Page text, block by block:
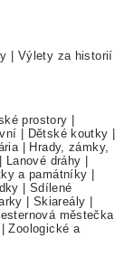
Výlety za historií
prostory
Dětské koutky
|
Hrady, zámky,
Lanové dráhy
a památníky
Sdílené
Skiareály
městečka
|Zoologické a